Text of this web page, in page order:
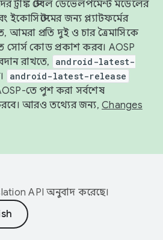
ট্রাঙ্ক স্টেবল ডেভেলপমেন্ট মডেলের
ইকোসিস্টেমের জন্য প্ল্যাটফর্মের
আমরা প্রতি দুই ও চার ত্রৈমাসিকে
সোর্স কোড প্রকাশ করব। AOSP
রাখতে,
android-latest-
android-latest-release
AOSP-তে পুশ করা সর্বশেষ
আরও তথ্যের জন্য, Changes
API অনুবাদ করেছে।